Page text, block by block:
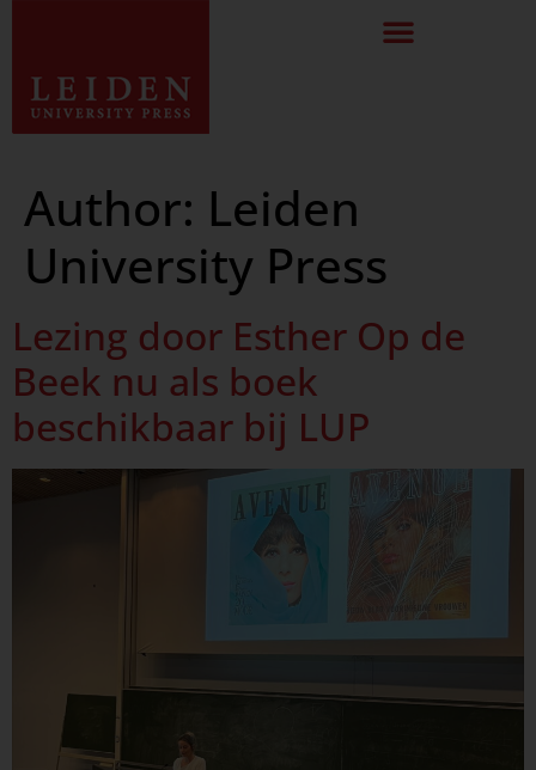
Author: Leiden
University Press
Lezing door Esther Op de
Beek nu als boek
beschikbaar bij LUP